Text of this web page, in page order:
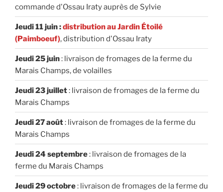
commande d'Ossau Iraty auprès de Sylvie
Jeudi 11 juin :distribution au Jardin Étoilé
(Paimboeuf), distribution d'Ossau Iraty
Jeudi 25 juin: livraison de fromages de la ferme du
Marais Champs, de volailles
Jeudi 23 juillet: livraison de fromages de la ferme du
Marais Champs
Jeudi 27 août: livraison de fromages de la ferme du
Marais Champs
Jeudi 24 septembre: livraison de fromages de la
ferme du Marais Champs
Jeudi 29 octobre: livraison de fromages de la ferme du